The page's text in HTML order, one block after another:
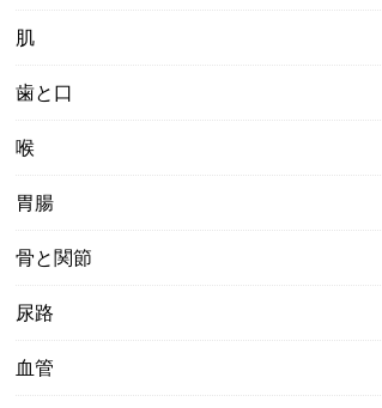
肌
歯と口
喉
胃腸
骨と関節
尿路
血管